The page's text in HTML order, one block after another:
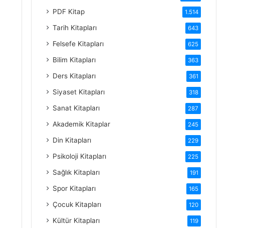
PDF Kitap 1.514
Tarih Kitapları 643
Felsefe Kitapları 625
Bilim Kitapları 363
Ders Kitapları 361
Siyaset Kitapları 318
Sanat Kitapları 287
Akademik Kitaplar 245
Din Kitapları 229
Psikoloji Kitapları 225
Sağlık Kitapları 191
Spor Kitapları 165
Çocuk Kitapları 120
Kültür Kitapları 119